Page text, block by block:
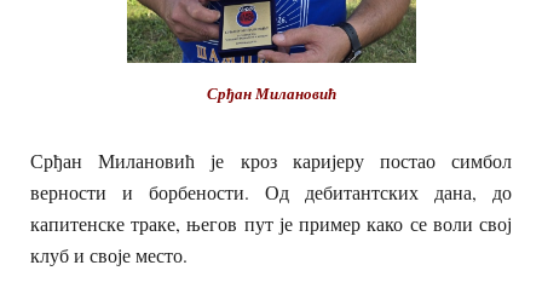
Срђан Милановић
Срђан Милановић је кроз каријеру постао симбол
верности и борбености. Од дебитантских дана, до
капитенске траке, његов пут је пример како се воли свој
клуб и своје место.